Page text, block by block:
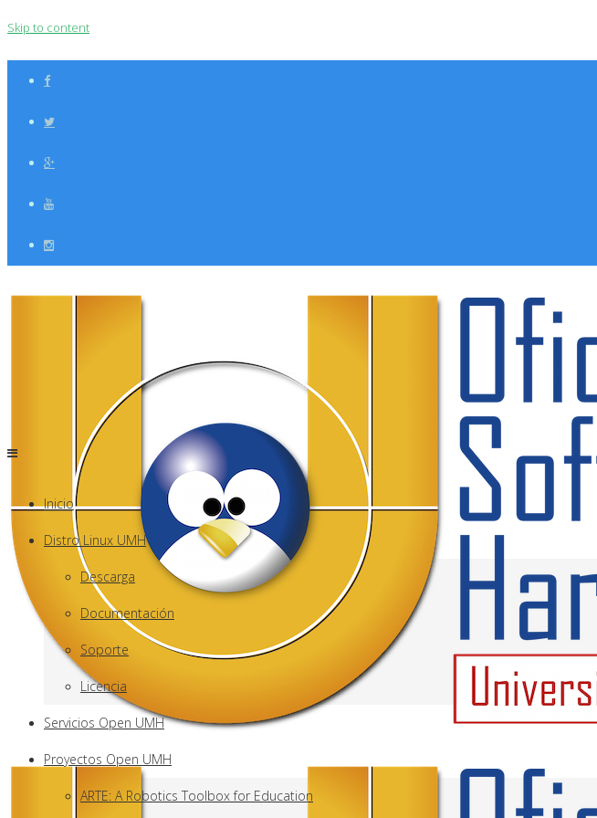
Skip to content
Inicio
Distro Linux UMH
Descarga
Documentación
Soporte
Licencia
Servicios Open UMH
Proyectos Open UMH
ARTE: A Robotics Toolbox for Education